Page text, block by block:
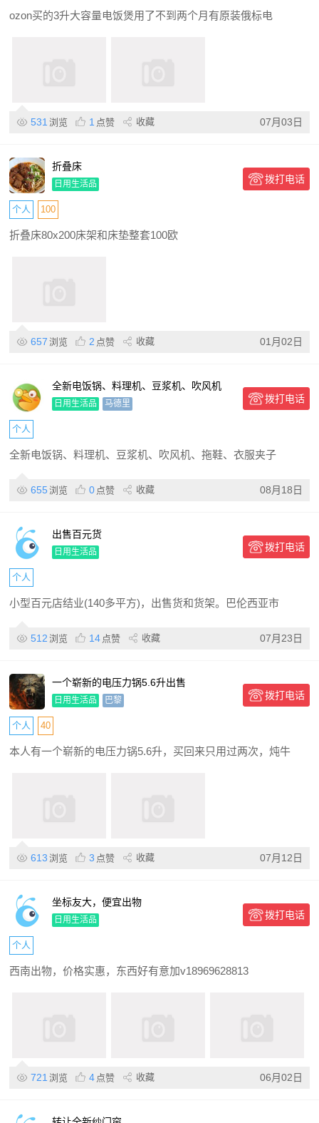
ozon买的3升大容量电饭煲用了不到两个月有原装俄标电
531 浏览 1 点赞 收藏 07月03日
折叠床
日用生活品 拨打电话
个人 100
折叠床80x200床架和床垫整套100欧
657 浏览 2 点赞 收藏 01月02日
全新电饭锅、料理机、豆浆机、吹风机
日用生活品 马德里 拨打电话
个人
全新电饭锅、料理机、豆浆机、吹风机、拖鞋、衣服夹子
655 浏览 0 点赞 收藏 08月18日
出售百元货
日用生活品 拨打电话
个人
小型百元店结业(140多平方)，出售货和货架。巴伦西亚市
512 浏览 14 点赞 收藏 07月23日
一个崭新的电压力锅5.6升出售
日用生活品 巴黎 拨打电话
个人 40
本人有一个崭新的电压力锅5.6升，买回来只用过两次，炖牛
613 浏览 3 点赞 收藏 07月12日
坐标友大，便宜出物
日用生活品 拨打电话
个人
西南出物，价格实惠，东西好有意加v18969628813
721 浏览 4 点赞 收藏 06月02日